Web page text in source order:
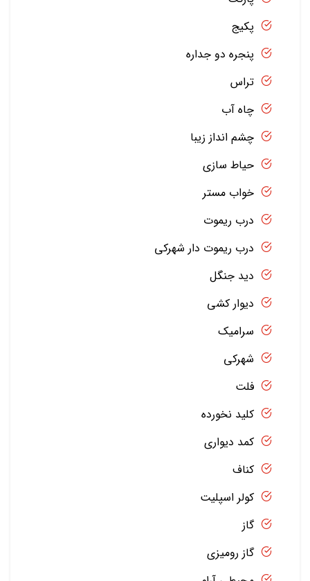
پکیج
پنجره دو جداره
تراس
چاه آب
چشم انداز زیبا
حیاط سازی
خواب مستر
درب ریموت
درب ریموت دار شهرکی
دید جنگل
دیوار کشی
سرامیک
شهرکی
فلت
کلید نخورده
کمد دیواری
کناف
کولر اسپلیت
گاز
گاز رومیزی